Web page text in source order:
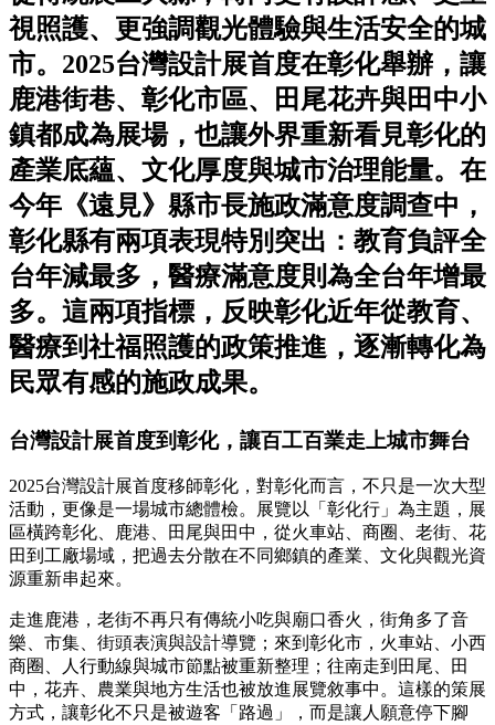
視照護、更強調觀光體驗與生活安全的城
市。2025台灣設計展首度在彰化舉辦，讓
鹿港街巷、彰化市區、田尾花卉與田中小
鎮都成為展場，也讓外界重新看見彰化的
產業底蘊、文化厚度與城市治理能量。在
今年《遠見》縣市長施政滿意度調查中，
彰化縣有兩項表現特別突出：教育負評全
台年減最多，醫療滿意度則為全台年增最
多。這兩項指標，反映彰化近年從教育、
醫療到社福照護的政策推進，逐漸轉化為
民眾有感的施政成果。
台灣設計展首度到彰化，讓百工百業走上城市舞台
2025台灣設計展首度移師彰化，對彰化而言，不只是一次大型
活動，更像是一場城市總體檢。展覽以「彰化行」為主題，展
區橫跨彰化、鹿港、田尾與田中，從火車站、商圈、老街、花
田到工廠場域，把過去分散在不同鄉鎮的產業、文化與觀光資
源重新串起來。
走進鹿港，老街不再只有傳統小吃與廟口香火，街角多了音
樂、市集、街頭表演與設計導覽；來到彰化市，火車站、小西
商圈、人行動線與城市節點被重新整理；往南走到田尾、田
中，花卉、農業與地方生活也被放進展覽敘事中。這樣的策展
方式，讓彰化不只是被遊客「路過」，而是讓人願意停下腳